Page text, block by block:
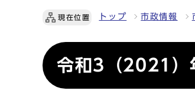
現在位置 トップ 市政情報
令和3（2021